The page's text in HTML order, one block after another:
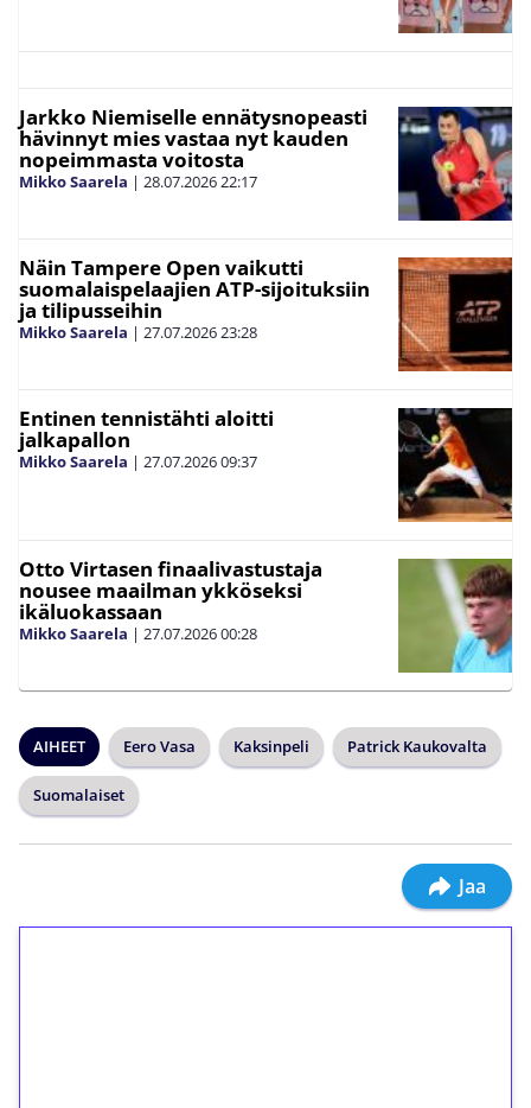
Jarkko Niemiselle ennätysnopeasti
hävinnyt mies vastaa nyt kauden
nopeimmasta voitosta
Mikko Saarela | 28.07.202622:17
Näin Tampere Open vaikutti
suomalaispelaajien ATP-sijoituksiin
ja tilipusseihin
Mikko Saarela | 27.07.202623:28
Entinen tennistähti aloitti
jalkapallon
Mikko Saarela | 27.07.202609:37
Otto Virtasen finaalivastustaja
nousee maailman ykköseksi
ikäluokassaan
Mikko Saarela | 27.07.202600:28
AIHEET Eero Vasa Kaksinpeli Patrick Kaukovalta
Suomalaiset
Jaa